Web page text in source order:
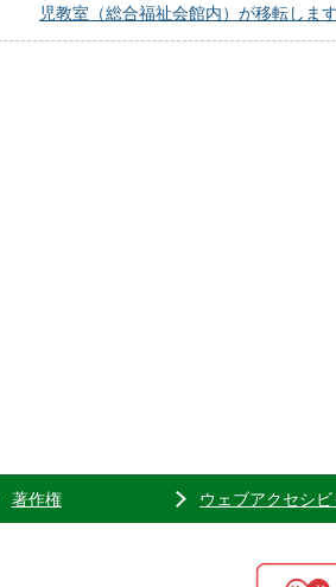
児教室（総合福祉会館内）が移転します
著作権 ウェブアクセシビ